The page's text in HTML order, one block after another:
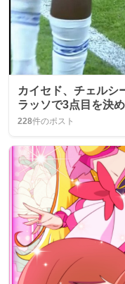
カイセド、チェルシ
ラッソで3点目を決
228件のポスト